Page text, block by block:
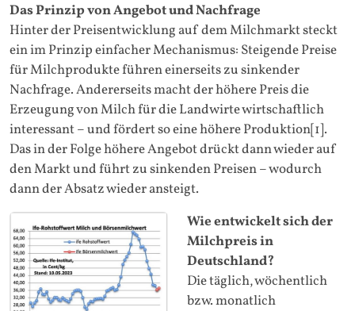
Das Prinzip von Angebot und Nachfrage
Hinter der Preisentwicklung auf dem Milchmarkt steckt
ein im Prinzip einfacher Mechanismus: Steigende Preise
für Milchprodukte führen einerseits zu sinkender
Nachfrage. Andererseits macht der höhere Preis die
Erzeugung von Milch für die Landwirte wirtschaftlich
interessant – und fördert so eine höhere Produktion[1].
Das in der Folge höhere Angebot drückt dann wieder auf
den Markt und führt zu sinkenden Preisen – wodurch
dann der Absatz wieder ansteigt.
Wie entwickelt sich der
Milchpreis in
Deutschland?
Die täglich, wöchentlich
bzw. monatlich